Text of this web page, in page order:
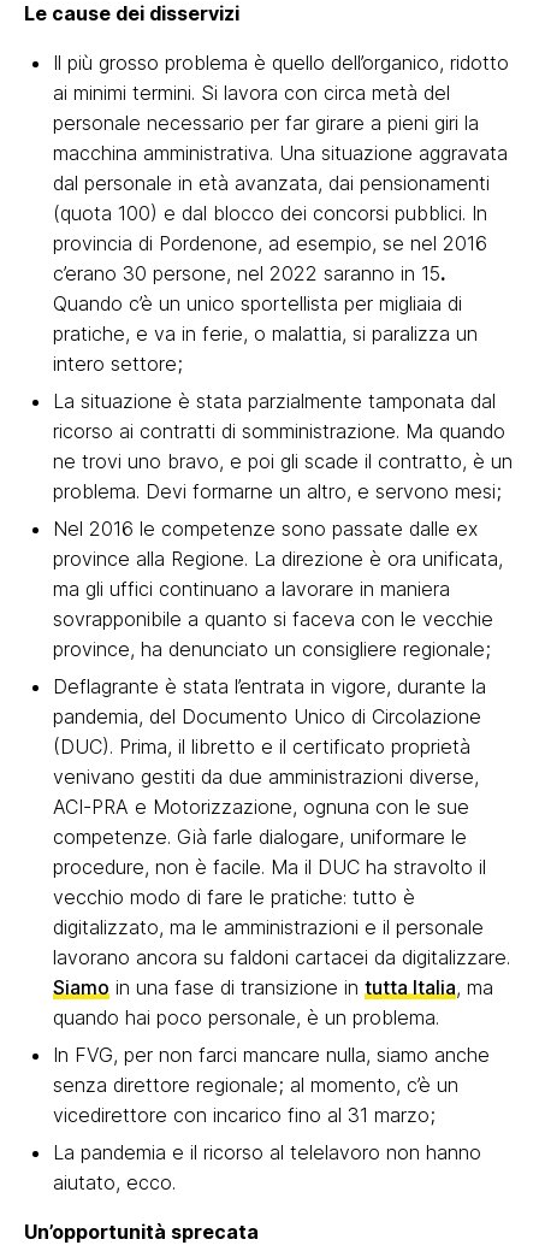
Le cause dei disservizi
Il più grosso problema è quello dell’organico, ridotto
ai minimi termini. Si lavora con circa metà del
personale necessario per far girare a pieni giri la
macchina amministrativa. Una situazione aggravata
dal personale in età avanzata, dai pensionamenti
(quota 100) e dal blocco dei concorsi pubblici. In
provincia di Pordenone, ad esempio, se nel 2016
c’erano 30 persone, nel 2022 saranno in 15.
Quando c’è un unico sportellista per migliaia di
pratiche, e va in ferie, o malattia, si paralizza un
intero settore;
La situazione è stata parzialmente tamponata dal
ricorso ai contratti di somministrazione. Ma quando
ne trovi uno bravo, e poi gli scade il contratto, è un
problema. Devi formarne un altro, e servono mesi;
Nel 2016 le competenze sono passate dalle ex
province alla Regione. La direzione è ora unificata,
ma gli uffici continuano a lavorare in maniera
sovrapponibile a quanto si faceva con le vecchie
province, ha denunciato un consigliere regionale;
Deflagrante è stata l’entrata in vigore, durante la
pandemia, del Documento Unico di Circolazione
(DUC). Prima, il libretto e il certificato proprietà
venivano gestiti da due amministrazioni diverse,
ACI-PRA e Motorizzazione, ognuna con le sue
competenze. Già farle dialogare, uniformare le
procedure, non è facile. Ma il DUC ha stravolto il
vecchio modo di fare le pratiche: tutto è
digitalizzato, ma le amministrazioni e il personale
lavorano ancora su faldoni cartacei da digitalizzare.
Siamo in una fase di transizione in tutta Italia, ma
quando hai poco personale, è un problema.
In FVG, per non farci mancare nulla, siamo anche
senza direttore regionale; al momento, c’è un
vicedirettore con incarico fino al 31 marzo;
La pandemia e il ricorso al telelavoro non hanno
aiutato, ecco.
Un’opportunità sprecata